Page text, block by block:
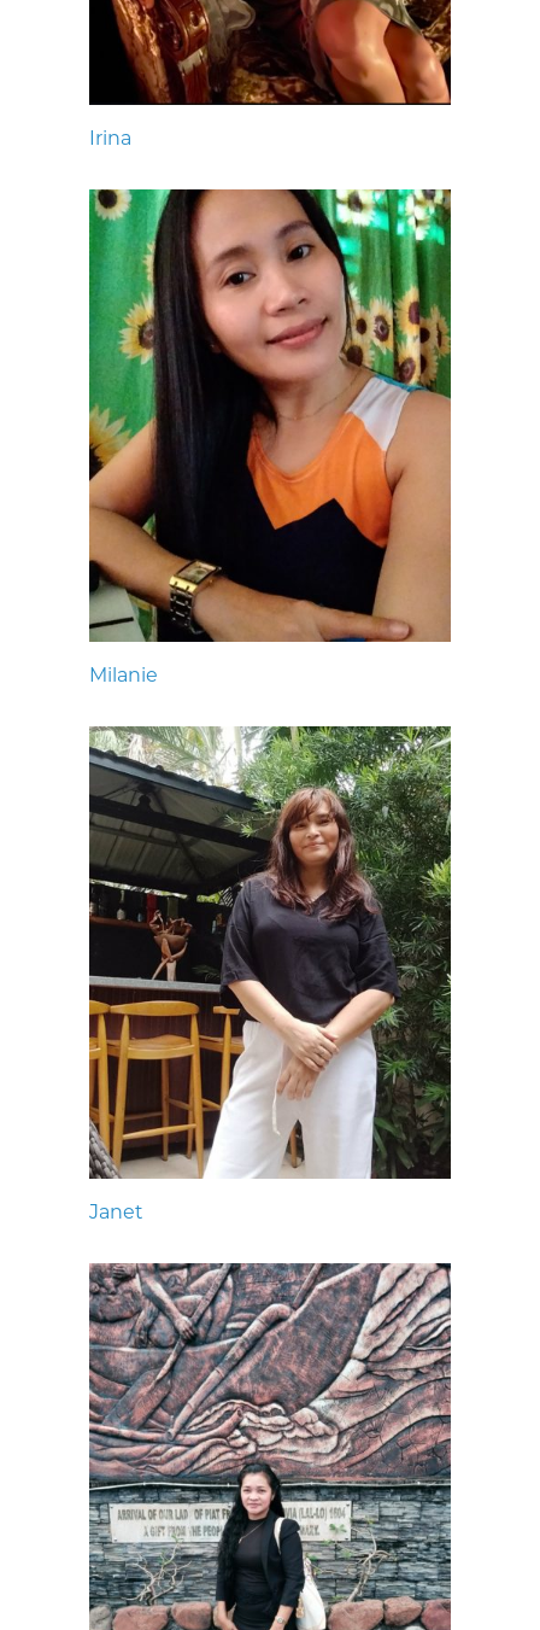
Irina
Milanie
Janet